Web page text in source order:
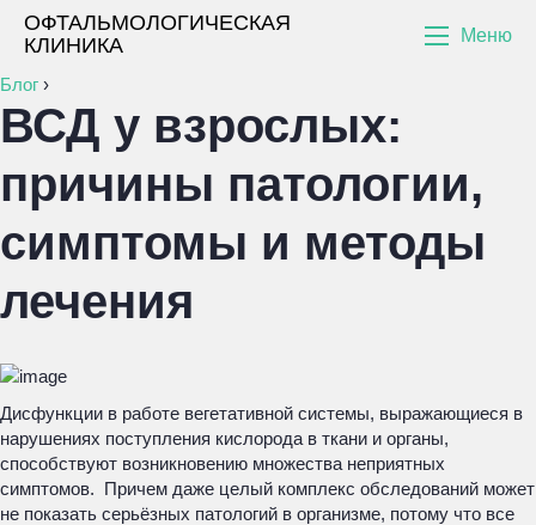
ОФТАЛЬМОЛОГИЧЕСКАЯ
КЛИНИКА
Меню
Блог ›
ВСД у взрослых:
причины патологии,
симптомы и методы
лечения
Дисфункции в работе вегетативной системы, выражающиеся в
нарушениях поступления кислорода в ткани и органы,
способствуют возникновению множества неприятных
симптомов. Причем даже целый комплекс обследований может
не показать серьёзных патологий в организме, потому что все